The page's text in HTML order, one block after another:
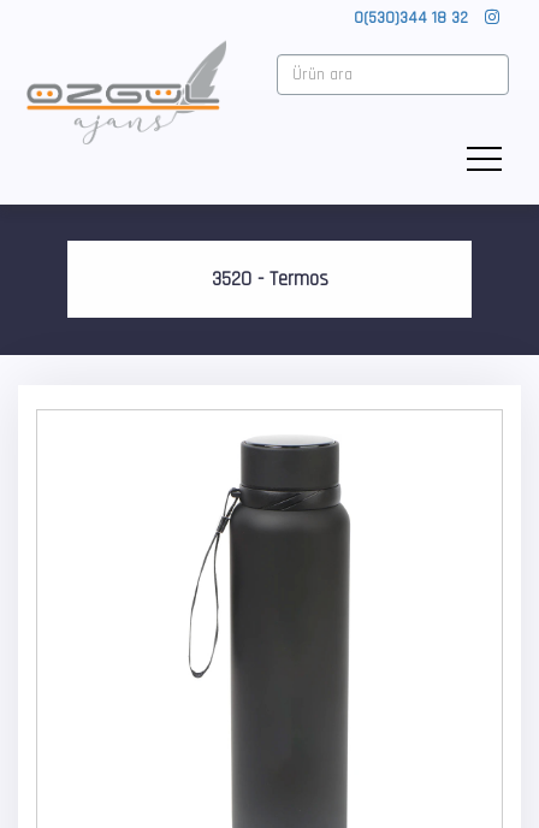
0(530)344 18 32
3520 - Termos